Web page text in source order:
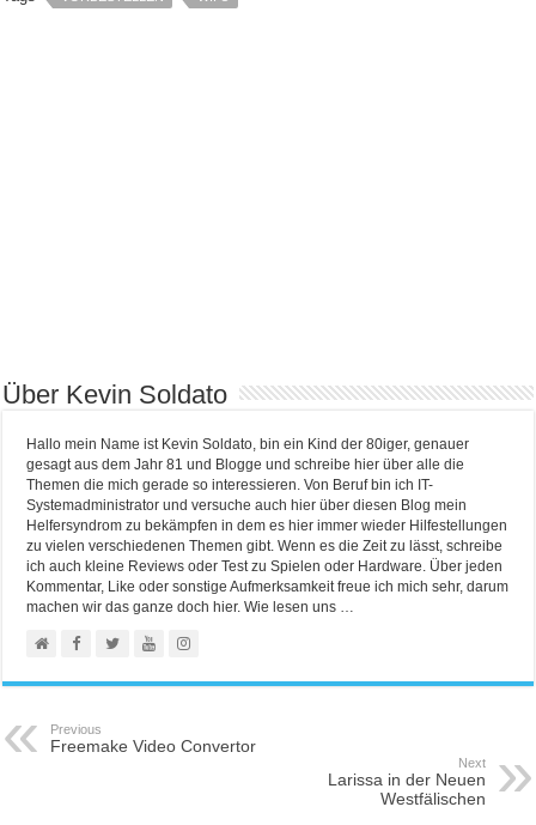
Über Kevin Soldato
Hallo mein Name ist Kevin Soldato, bin ein Kind der 80iger, genauer
gesagt aus dem Jahr 81 und Blogge und schreibe hier über alle die
Themen die mich gerade so interessieren. Von Beruf bin ich IT-
Systemadministrator und versuche auch hier über diesen Blog mein
Helfersyndrom zu bekämpfen in dem es hier immer wieder Hilfestellungen
zu vielen verschiedenen Themen gibt. Wenn es die Zeit zu lässt, schreibe
ich auch kleine Reviews oder Test zu Spielen oder Hardware. Über jeden
Kommentar, Like oder sonstige Aufmerksamkeit freue ich mich sehr, darum
machen wir das ganze doch hier. Wie lesen uns …
Previous
Freemake Video Convertor
Next
Larissa in der Neuen
Westfälischen